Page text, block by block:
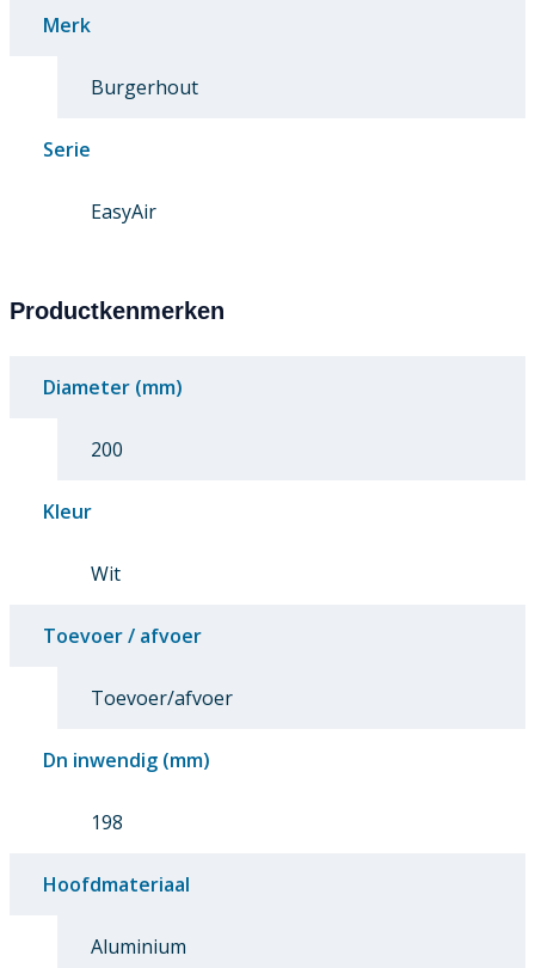
Merk
Burgerhout
Serie
EasyAir
Productkenmerken
Diameter (mm)
200
Kleur
Wit
Toevoer / afvoer
Toevoer/afvoer
Dn inwendig (mm)
198
Hoofdmateriaal
Aluminium